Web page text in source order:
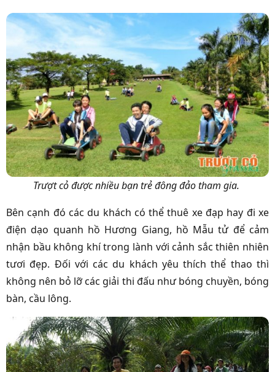
Trượt cỏ được nhiều bạn trẻ đông đảo tham gia.
Bên cạnh đó các du khách có thể thuê xe đạp hay đi xe
điện dạo quanh hồ Hương Giang, hồ Mẫu tử để cảm
nhận bầu không khí trong lành với cảnh sắc thiên nhiên
tươi đẹp. Đối với các du khách yêu thích thể thao thì
không nên bỏ lỡ các giải thi đấu như bóng chuyền, bóng
bàn, cầu lông.